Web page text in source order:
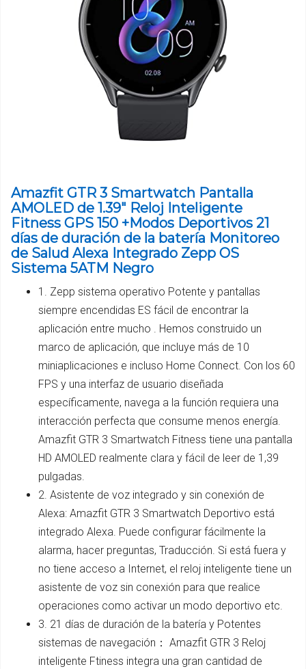
Amazfit GTR 3 Smartwatch Pantalla
AMOLED de 1.39" Reloj Inteligente
Fitness GPS 150 +Modos Deportivos 21
días de duración de la batería Monitoreo
de Salud Alexa Integrado Zepp OS
Sistema 5ATM Negro
1. Zepp sistema operativo Potente y pantallas
siempre encendidas ES fácil de encontrar la
aplicación entre mucho . Hemos construido un
marco de aplicación, que incluye más de 10
miniaplicaciones e incluso Home Connect. Con los 60
FPS y una interfaz de usuario diseñada
específicamente, navega a la función requiera una
interacción perfecta que consume menos energía.
Amazfit GTR 3 Smartwatch Fitness tiene una pantalla
HD AMOLED realmente clara y fácil de leer de 1,39
pulgadas.
2. Asistente de voz integrado y sin conexión de
Alexa: Amazfit GTR 3 Smartwatch Deportivo está
integrado Alexa. Puede configurar fácilmente la
alarma, hacer preguntas, Traducción. Si está fuera y
no tiene acceso a Internet, el reloj inteligente tiene un
asistente de voz sin conexión para que realice
operaciones como activar un modo deportivo etc.
3. 21 días de duración de la batería y Potentes
sistemas de navegación： Amazfit GTR 3 Reloj
inteligente Ftiness integra una gran cantidad de